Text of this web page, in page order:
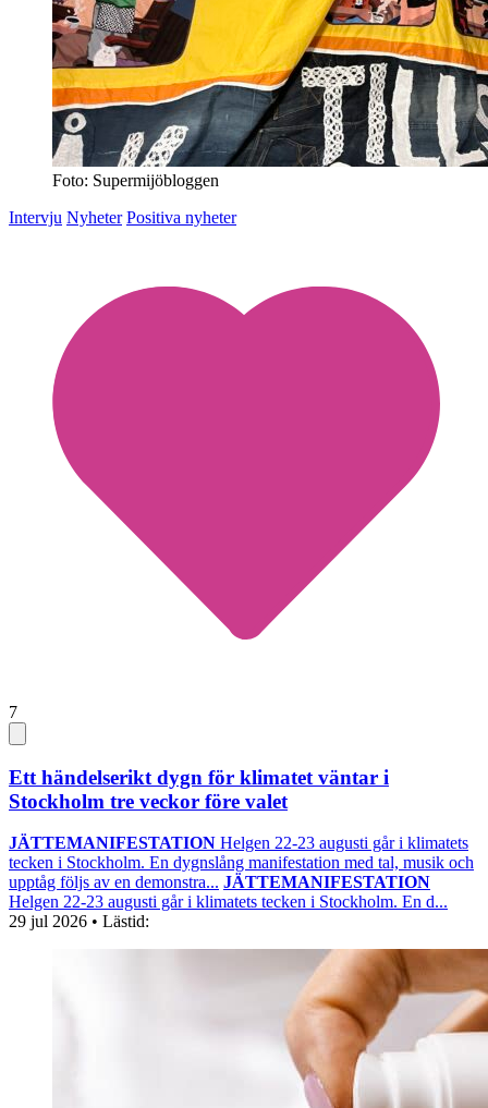
Foto: Supermijöbloggen
Intervju Nyheter Positiva nyheter
7
Ett händelserikt dygn för klimatet väntar i
Stockholm tre veckor före valet
JÄTTEMANIFESTATION Helgen 22-23 augusti går i klimatets
tecken i Stockholm. En dygnslång manifestation med tal, musik och
upptåg följs av en demonstra... JÄTTEMANIFESTATION
Helgen 22-23 augusti går i klimatets tecken i Stockholm. En d...
29 jul 2026 • Lästid: